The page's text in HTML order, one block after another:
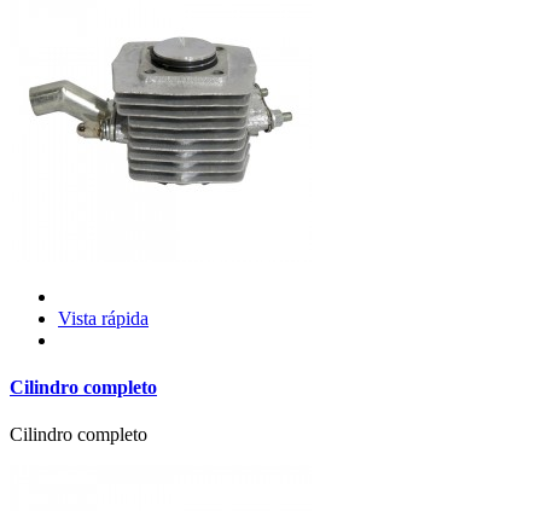
Vista rápida
Cilindro completo
Cilindro completo